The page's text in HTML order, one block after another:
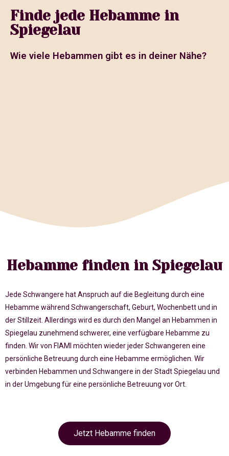
Finde jede Hebamme in
Spiegelau
Wie viele Hebammen gibt es in deiner Nähe?
Hebamme finden in Spiegelau
Jede Schwangere hat Anspruch auf die Begleitung durch eine
Hebamme während Schwangerschaft, Geburt, Wochenbett und in
der Stillzeit. Allerdings wird es durch den Mangel an Hebammen in
Spiegelau zunehmend schwerer, eine verfügbare Hebamme zu
finden. Wir von FIAMI möchten wieder jeder Schwangeren eine
persönliche Betreuung durch eine Hebamme ermöglichen. Wir
verbinden Hebammen und Schwangere in der Stadt Spiegelau und
in der Umgebung für eine persönliche Betreuung vor Ort.
Jetzt Hebamme finden